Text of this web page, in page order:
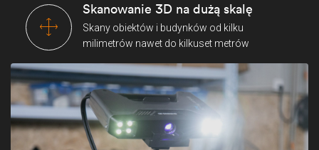
Skanowanie 3D na dużą skalę
Skany obiektów i budynków od kilku
milimetrów nawet do kilkuset metrów